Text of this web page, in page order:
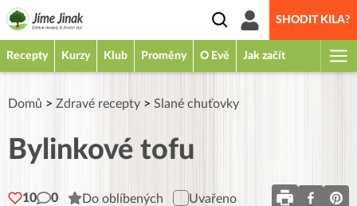
SHODIT KILA?
Recepty Kurzy Klub Proměny O Evě Jak začít
Domů > Zdravé recepty > Slané chuťovky
Bylinkové tofu
10 0 Do oblíbených Uvařeno